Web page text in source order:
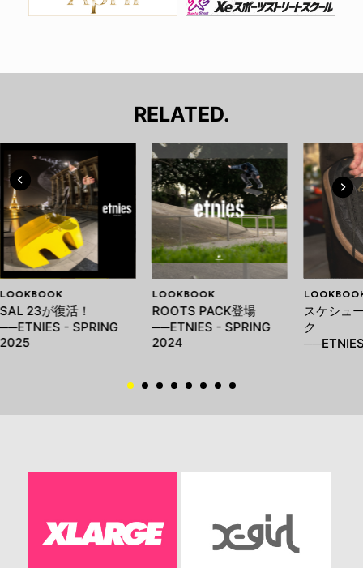
RELATED.
LOOKBOOK
SAL 23が復活！
──ETNIES - SPRING
2025
LOOKBOOK
ROOTS PACK登場
──ETNIES - SPRING
2024
スケシュ
ク